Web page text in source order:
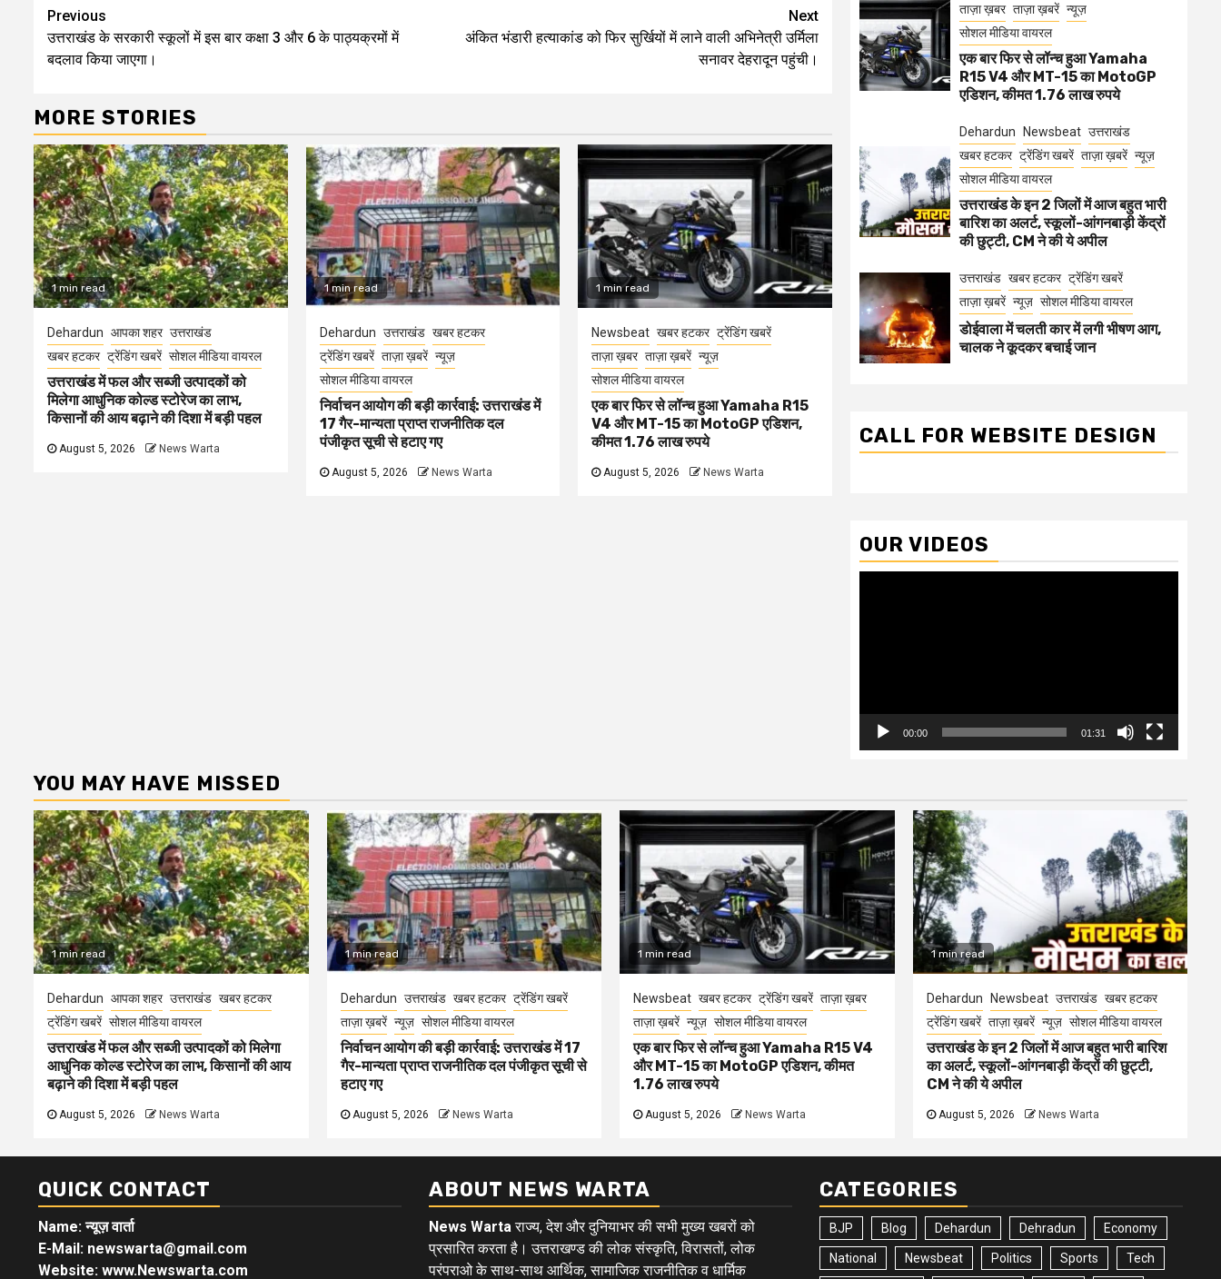
Continue
Reading
Previous
उत्तराखंड के सरकारी स्कूलों में इस बार कक्षा 3 और 6 के पाठ्यक्रमों में
बदलाव किया जाएगा।
Next
अंकित भंडारी हत्याकांड को फिर सुर्खियों में लाने वाली अभिनेत्री उर्मिला
सनावर देहरादून पहुंची।
MORE STORIES
1 min read
Dehardun आपका शहर उत्तराखंड
खबर हटकर ट्रेंडिंग खबरें सोशल मीडिया वायरल
उत्तराखंड में फल और सब्जी उत्पादकों को
मिलेगा आधुनिक कोल्ड स्टोरेज का लाभ,
किसानों की आय बढ़ाने की दिशा में बड़ी पहल
August 5, 2026 News Warta
1 min read
Dehardun उत्तराखंड खबर हटकर
ट्रेंडिंग खबरें ताज़ा ख़बरें न्यूज़
सोशल मीडिया वायरल
निर्वाचन आयोग की बड़ी कार्रवाई: उत्तराखंड में
17 गैर-मान्यता प्राप्त राजनीतिक दल
पंजीकृत सूची से हटाए गए
August 5, 2026 News Warta
1 min read
Newsbeat खबर हटकर ट्रेंडिंग खबरें
ताज़ा ख़बर ताज़ा ख़बरें न्यूज़
सोशल मीडिया वायरल
एक बार फिर से लॉन्च हुआ Yamaha R15
V4 और MT-15 का MotoGP एडिशन,
कीमत 1.76 लाख रुपये
August 5, 2026 News Warta
ताज़ा ख़बर ताज़ा ख़बरें न्यूज़
सोशल मीडिया वायरल
एक बार फिर से लॉन्च हुआ Yamaha
R15 V4 और MT-15 का MotoGP
एडिशन, कीमत 1.76 लाख रुपये
Dehardun Newsbeat उत्तराखंड
खबर हटकर ट्रेंडिंग खबरें ताज़ा ख़बरें न्यूज़
सोशल मीडिया वायरल
उत्तराखंड के इन 2 जिलों में आज बहुत भारी
बारिश का अलर्ट, स्कूलों-आंगनबाड़ी केंद्रों
की छुट्टी, CM ने की ये अपील
उत्तराखंड खबर हटकर ट्रेंडिंग खबरें
ताज़ा ख़बरें न्यूज़ सोशल मीडिया वायरल
डोईवाला में चलती कार में लगी भीषण आग,
चालक ने कूदकर बचाई जान
CALL FOR WEBSITE DESIGN
OUR VIDEOS
00:00 01:31
YOU MAY HAVE MISSED
1 min read
Dehardun आपका शहर उत्तराखंड खबर हटकर
ट्रेंडिंग खबरें सोशल मीडिया वायरल
उत्तराखंड में फल और सब्जी उत्पादकों को मिलेगा
आधुनिक कोल्ड स्टोरेज का लाभ, किसानों की आय
बढ़ाने की दिशा में बड़ी पहल
August 5, 2026 News Warta
1 min read
Dehardun उत्तराखंड खबर हटकर ट्रेंडिंग खबरें
ताज़ा ख़बरें न्यूज़ सोशल मीडिया वायरल
निर्वाचन आयोग की बड़ी कार्रवाई: उत्तराखंड में 17
गैर-मान्यता प्राप्त राजनीतिक दल पंजीकृत सूची से
हटाए गए
August 5, 2026 News Warta
1 min read
Newsbeat खबर हटकर ट्रेंडिंग खबरें ताज़ा ख़बर
ताज़ा ख़बरें न्यूज़ सोशल मीडिया वायरल
एक बार फिर से लॉन्च हुआ Yamaha R15 V4
और MT-15 का MotoGP एडिशन, कीमत
1.76 लाख रुपये
August 5, 2026 News Warta
1 min read
Dehardun Newsbeat उत्तराखंड खबर हटकर
ट्रेंडिंग खबरें ताज़ा ख़बरें न्यूज़ सोशल मीडिया वायरल
उत्तराखंड के इन 2 जिलों में आज बहुत भारी बारिश
का अलर्ट, स्कूलों-आंगनबाड़ी केंद्रों की छुट्टी,
CM ने की ये अपील
August 5, 2026 News Warta
QUICK CONTACT
Name: न्यूज़ वार्ता
E-Mail: newswarta@gmail.com
Website: www.Newswarta.com
ABOUT NEWS WARTA
News Wartaराज्य, देश और दुनियाभर की सभी मुख्य खबरों को
प्रसारित करता है। उत्तराखण्ड की लोक संस्कृति, विरासतों, लोक
परंपराओ के साथ-साथ आर्थिक, सामाजिक राजनीतिक व धार्मिक
CATEGORIES
BJP Blog Dehardun Dehradun Economy
National Newsbeat Politics Sports Tech